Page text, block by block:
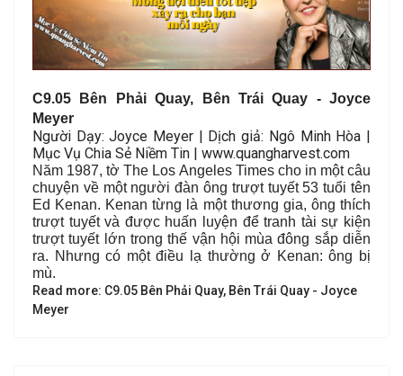
C9.05 Bên Phải Quay, Bên Trái Quay - Joyce
Meyer
Người Dạy: Joyce Meyer | Dịch giả: Ngô Minh Hòa |
Mục Vụ Chia Sẻ Niềm Tin | www.quangharvest.com
Năm 1987, tờ The Los Angeles Times cho in một câu
chuyện về một người đàn ông trượt tuyết 53 tuổi tên
Ed Kenan. Kenan từng là một thương gia, ông thích
trượt tuyết và được huấn luyện để tranh tài sự kiện
trượt tuyết lớn trong thế vận hội mùa đông sắp diễn
ra. Nhưng có một điều lạ thường ở Kenan: ông bị
mù.
Read more: C9.05 Bên Phải Quay, Bên Trái Quay - Joyce
Meyer